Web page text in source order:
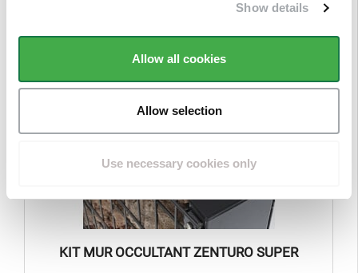
Show details
Allow all cookies
Allow selection
Use necessary cookies only
KIT MUR OCCULTANT ZENTURO SUPER